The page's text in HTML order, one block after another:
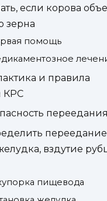
если корова
зерна
помощь
и правила
КРС
переедания
вздутие
пищевода